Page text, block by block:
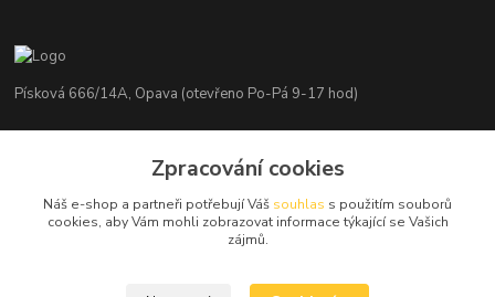
Písková 666/14A, Opava (otevřeno Po-Pá 9-17 hod)
+420 776 839 986
info@nosice.com
Zpracování cookies
Náš e-shop a partneři potřebují Váš souhlas s použitím souborů
cookies, aby Vám mohli zobrazovat informace týkající se Vašich
zájmů.